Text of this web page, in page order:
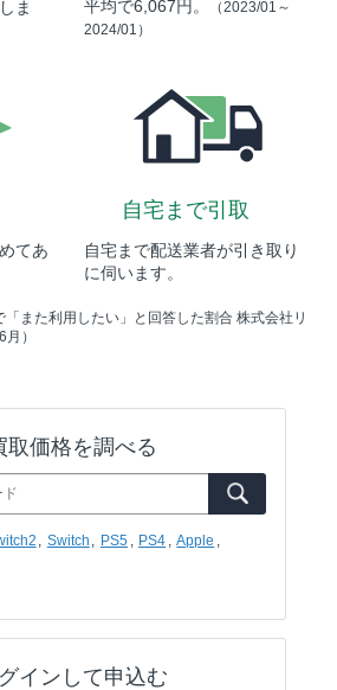
ま
平均で6,067円。
（2023/01～
2024/01）
てあ
自宅まで引取
自宅まで配送業者が引き取り
に伺います。
また利用したい」と回答した割合 株式会社リ
）
取価格を調べる
Switch PS5 PS4
Apple
インして申込む